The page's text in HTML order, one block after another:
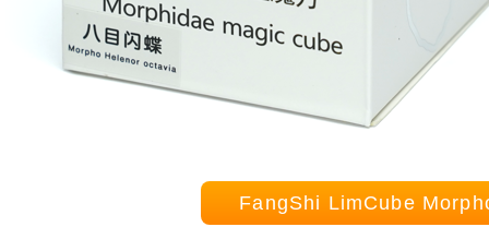
FangShi LimCube